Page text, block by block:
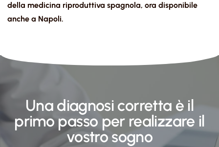
della medicina riproduttiva spagnola, ora disponibile
anche a Napoli.
Una diagnosi corretta è il
primo passo per realizzare il
vostro sogno​